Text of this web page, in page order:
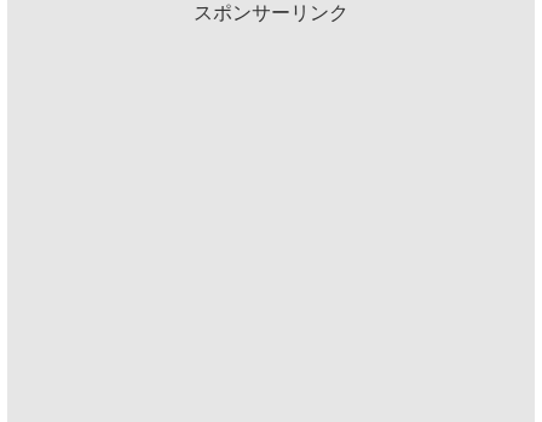
スポンサーリンク